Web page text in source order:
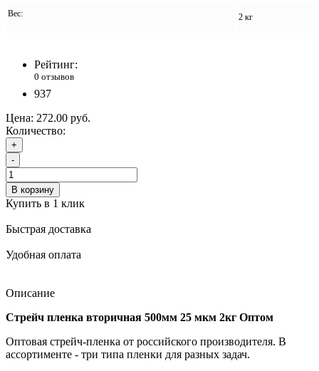
Вес: 2 кг
Рейтинг:
0 отзывов
937
Цена: 272.00 руб.
Количество:
+
-
В корзину
Купить в 1 клик
Быстрая доставка
Удобная оплата
Описание
Стрейч пленка вторичная 500мм 25 мкм 2кг Оптом
Оптовая стрейч-пленка от российского производителя. В
ассортименте - три типа пленки для разных задач.